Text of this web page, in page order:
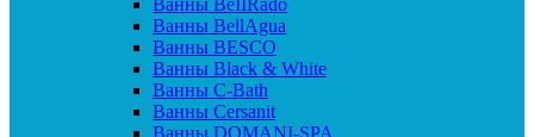
Ванны BeIIRado
Ванны BellAgua
Ванны BESCO
Ванны Black & White
Ванны C-Bath
Ванны Cersanit
Ванны DOMANI-SPA